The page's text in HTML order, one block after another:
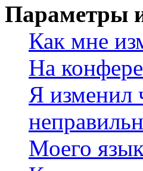
Параметры
Как мне
На
Я изменил
Моего